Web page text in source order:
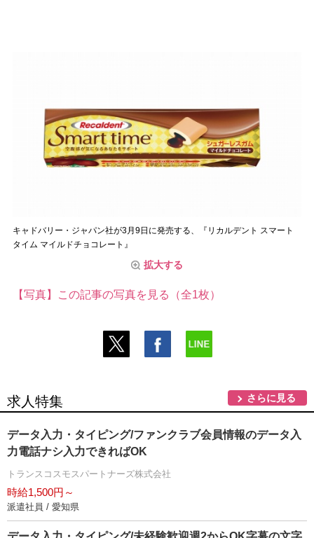
キャドバリー・ジャパン社が3月9日に発売する、『リカルデント スマート
タイム マイルドチョコレート』
拡大する
【写真】この記事の写真を見る（全1枚）
求人特集 さらに見る
データ入力・タイピング/ファンクラブ会員情報のデータ入
力電話ナシ入力できればOK
トランスコスモスパートナーズ株式会社
時給1,500円～
派遣社員 / 愛知県